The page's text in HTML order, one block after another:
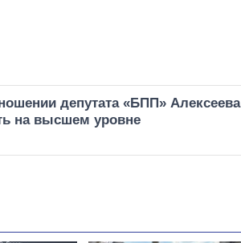
депутата «БПП» Алексеева
на высшем уровне